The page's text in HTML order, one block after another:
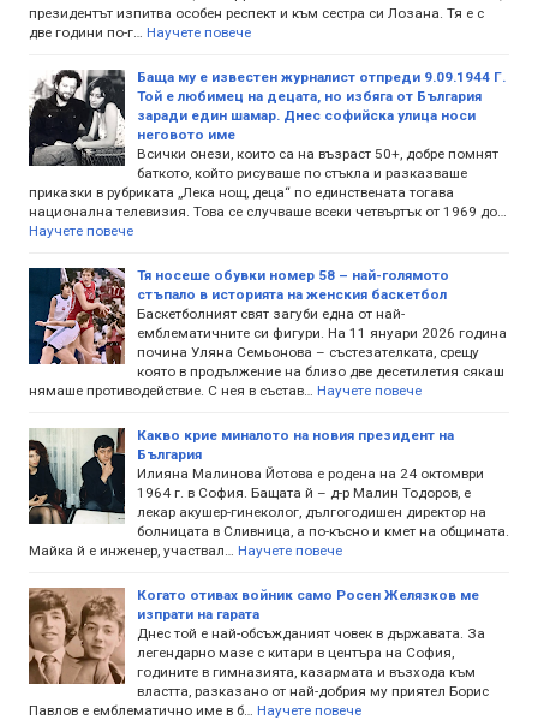
президентът изпитва особен респект и към сестра си Лозана. Тя е с
две години по-г…
Научете повече
Баща му е известен журналист отпреди 9.09.1944 Г.
Той е любимец на децата, но избяга от България
заради един шамар. Днес софийска улица носи
неговото име
Всички онези, които са на възраст 50+, добре помнят
баткото, който рисуваше по стъкла и разказваше
приказки в рубриката „Лека нощ, деца“ по единствената тогава
национална телевизия. Това се случваше всеки четвъртък от 1969 до…
Научете повече
Тя носеше обувки номер 58 – най-голямото
стъпало в историята на женския баскетбол
Баскетболният свят загуби една от най-
емблематичните си фигури. На 11 януари 2026 година
почина Уляна Семьонова – състезателката, срещу
която в продължение на близо две десетилетия сякаш
нямаше противодействие. С нея в състав…
Научете повече
Какво крие миналото на новия президент на
България
Илияна Малинова Йотова е родена на 24 октомври
1964 г. в София. Бащата й – д-р Малин Тодоров, е
лекар акушер-гинеколог, дългогодишен директор на
болницата в Сливница, а по-късно и кмет на общината.
Майка й е инженер, участвал…
Научете повече
Когато отивах войник само Росен Желязков ме
изпрати на гарата
Днес той е най-обсъжданият човек в държавата. За
легендарно мазе с китари в центъра на София,
годините в гимназията, казармата и възхода към
властта, разказано от най-добрия му приятел Борис
Павлов е емблематично име в б…
Научете повече